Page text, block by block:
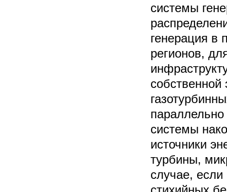
системы
генерация в
регионов,
собственной
системы
источники
турбины,
случае, если